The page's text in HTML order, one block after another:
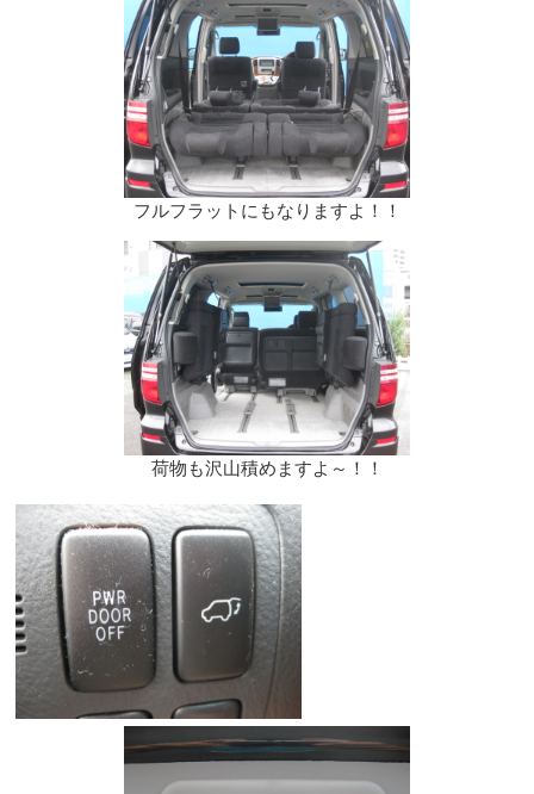
フルフラットにもなりますよ！！
荷物も沢山積めますよ～！！